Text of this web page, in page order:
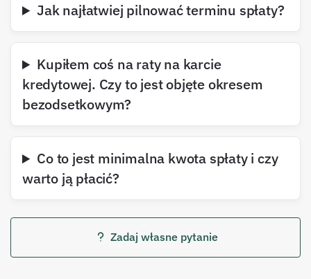
Jak najłatwiej pilnować terminu spłaty?
Kupiłem coś na raty na karcie
kredytowej. Czy to jest objęte okresem
bezodsetkowym?
Co to jest minimalna kwota spłaty i czy
warto ją płacić?
Zadaj własne pytanie